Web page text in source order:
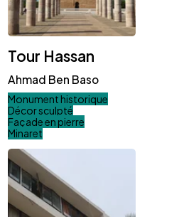
Tour Hassan
Ahmad Ben Baso
Monument historique
Décor sculpté
Façade en pierre
Minaret